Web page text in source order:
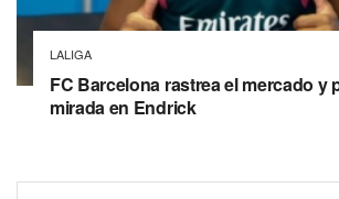
LALIGA
FC Barcelona rastrea el mercado y
mirada en Endrick